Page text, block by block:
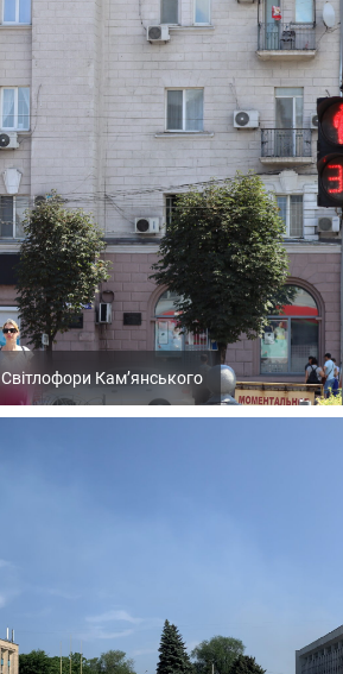
Світлофори Кам’янського